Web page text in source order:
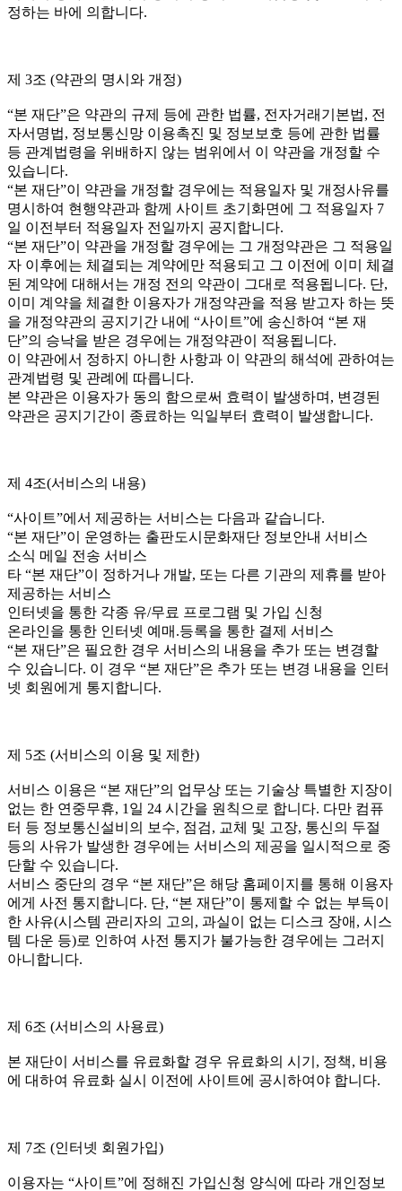
정하는 바에 의합니다.
제 3조 (약관의 명시와 개정)
“본 재단”은 약관의 규제 등에 관한 법률, 전자거래기본법, 전
자서명법, 정보통신망 이용촉진 및 정보보호 등에 관한 법률
등 관계법령을 위배하지 않는 범위에서 이 약관을 개정할 수
있습니다.
“본 재단”이 약관을 개정할 경우에는 적용일자 및 개정사유를
명시하여 현행약관과 함께 사이트 초기화면에 그 적용일자 7
일 이전부터 적용일자 전일까지 공지합니다.
“본 재단”이 약관을 개정할 경우에는 그 개정약관은 그 적용일
자 이후에는 체결되는 계약에만 적용되고 그 이전에 이미 체결
된 계약에 대해서는 개정 전의 약관이 그대로 적용됩니다. 단,
이미 계약을 체결한 이용자가 개정약관을 적용 받고자 하는 뜻
을 개정약관의 공지기간 내에 “사이트”에 송신하여 “본 재
단”의 승낙을 받은 경우에는 개정약관이 적용됩니다.
이 약관에서 정하지 아니한 사항과 이 약관의 해석에 관하여는
관계법령 및 관례에 따릅니다.
본 약관은 이용자가 동의 함으로써 효력이 발생하며, 변경된
약관은 공지기간이 종료하는 익일부터 효력이 발생합니다.
제 4조(서비스의 내용)
“사이트”에서 제공하는 서비스는 다음과 같습니다.
“본 재단”이 운영하는 출판도시문화재단 정보안내 서비스
소식 메일 전송 서비스
타 “본 재단”이 정하거나 개발, 또는 다른 기관의 제휴를 받아
제공하는 서비스
인터넷을 통한 각종 유/무료 프로그램 및 가입 신청
온라인을 통한 인터넷 예매.등록을 통한 결제 서비스
“본 재단”은 필요한 경우 서비스의 내용을 추가 또는 변경할
수 있습니다. 이 경우 “본 재단”은 추가 또는 변경 내용을 인터
넷 회원에게 통지합니다.
제 5조 (서비스의 이용 및 제한)
서비스 이용은 “본 재단”의 업무상 또는 기술상 특별한 지장이
없는 한 연중무휴, 1일 24 시간을 원칙으로 합니다. 다만 컴퓨
터 등 정보통신설비의 보수, 점검, 교체 및 고장, 통신의 두절
등의 사유가 발생한 경우에는 서비스의 제공을 일시적으로 중
단할 수 있습니다.
서비스 중단의 경우 “본 재단”은 해당 홈페이지를 통해 이용자
에게 사전 통지합니다. 단, “본 재단”이 통제할 수 없는 부득이
한 사유(시스템 관리자의 고의, 과실이 없는 디스크 장애, 시스
템 다운 등)로 인하여 사전 통지가 불가능한 경우에는 그러지
아니합니다.
제 6조 (서비스의 사용료)
본 재단이 서비스를 유료화할 경우 유료화의 시기, 정책, 비용
에 대하여 유료화 실시 이전에 사이트에 공시하여야 합니다.
제 7조 (인터넷 회원가입)
이용자는 “사이트”에 정해진 가입신청 양식에 따라 개인정보